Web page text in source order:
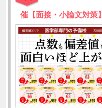
催【面接・小論文対策】